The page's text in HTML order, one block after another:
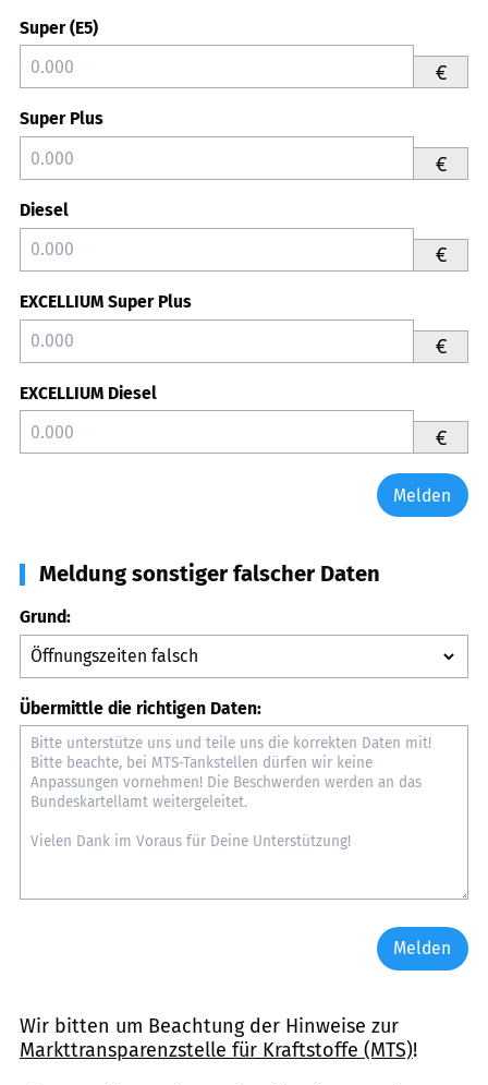
Super (E5)
€
Super Plus
€
Diesel
€
EXCELLIUM Super Plus
€
EXCELLIUM Diesel
€
Melden
Meldung sonstiger falscher Daten
Grund:
Übermittle die richtigen Daten:
Melden
Wir bitten um Beachtung der Hinweise zur
Markttransparenzstelle für Kraftstoffe (MTS)!